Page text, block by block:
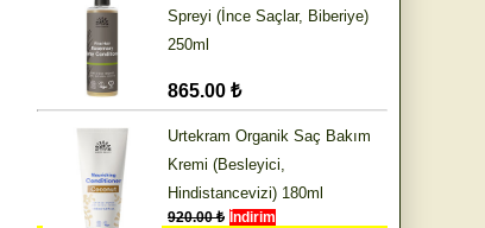
Spreyi (İnce Saçlar, Biberiye)
250ml
865.00 ₺
Urtekram Organik Saç Bakım
Kremi (Besleyici,
Hindistancevizi) 180ml
920.00 ₺ İndirim